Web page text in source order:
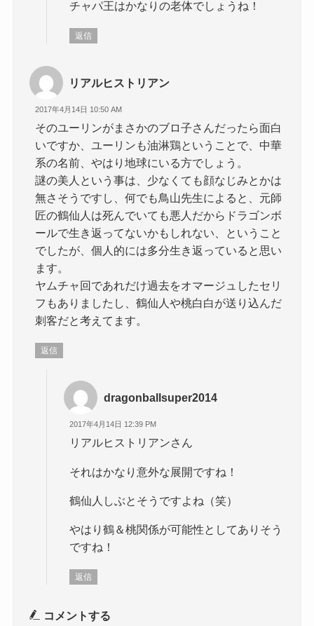
チャパ王はかなりの老体でしょうね！
返信
リアルヒストリアン
2017年4月14日 10:50 AM
そのユーリンがまさかのブロ子さんだったら面白
いですか、ユーリンも油淋鶏ということで、中華
系の名前、やはり地球にいる方でしょう。
謎の美人という事は、少なくても顔なじみとかは
無さそうですし、何でも鳥山先生によると、元師
匠の鶴仙人は死んでいても悪人だからドラゴンボ
ールで生き返ってないかもしれない、ということ
でしたが、個人的には多分生き返っていると思い
ます。
ヤムチャ回であれだけ過去をオマージュしたセリ
フもありましたし、鶴仙人や桃白白が送り込んだ
刺客だと考えてます。
返信
dragonballsuper2014
2017年4月14日 12:39 PM
リアルヒストリアンさん
それはかなり意外な展開ですね！
鶴仙人しぶとそうですよね（笑）
やはり鶴＆桃関係が可能性としてありそう
ですね！
返信
コメントする